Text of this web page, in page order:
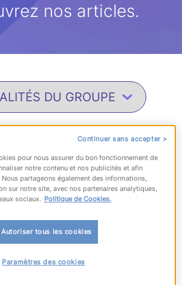
nos articles.
correspondant à votre
recherche
Continuer sans accepter >
pour nous assurer du bon fonctionnement de
notre contenu et nos publicités et afin
Nous partageons également des informations,
sur notre site, avec nos partenaires analytiques,
sociaux. Politique de Cookies.
Autoriser tous les cookies
Paramètres des cookies